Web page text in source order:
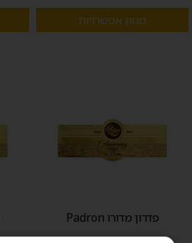
מגוון אפשרויות
פדרון מדורו Padron